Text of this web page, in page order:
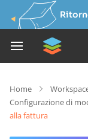
Home
Configurazione di
alla fattura